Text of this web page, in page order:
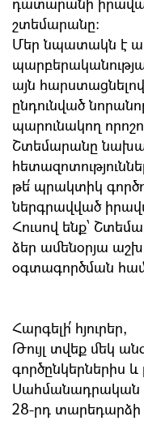
շտեմարանը:
Մեր նպատակն է
այն
ընդունված
պարունակող
Շտեմարանը
թե՛ պրակտիկ
ներգրավված
Հուսով ենք՝
ձեր ամենօրյա
օգտագործման
Հարգելի՛ հյուրեր,
Թույլ տվեք մեկ
գործընկերներիս և
28-րդ